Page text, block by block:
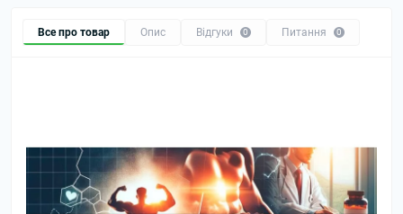
Все про товар Опис Відгуки 0 Питання 0